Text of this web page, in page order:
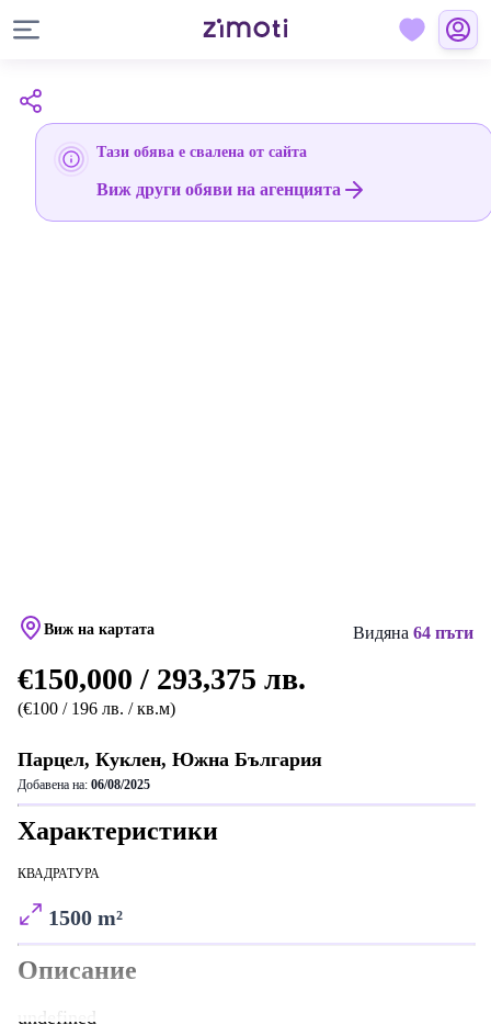
Тази обява е свалена от сайта
Виж други обяви на агенцията
Виж на картата Видяна 64 пъти
€150,000 / 293,375 лв.
(€100 / 196 лв. / кв.м)
Парцел, Куклен, Южна България
Добавена на: 06/08/2025
Характеристики
КВАДРАТУРА
1500 m²
Описание
undefined